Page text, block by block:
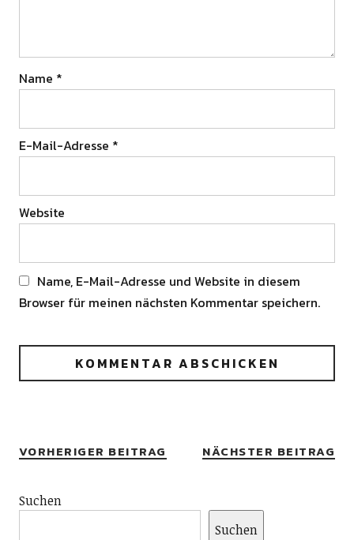
Name *
E-Mail-Adresse *
Website
Name, E-Mail-Adresse und Website in diesem
Browser für meinen nächsten Kommentar speichern.
VORHERIGER BEITRAG NÄCHSTER BEITRAG
Suchen
Suchen